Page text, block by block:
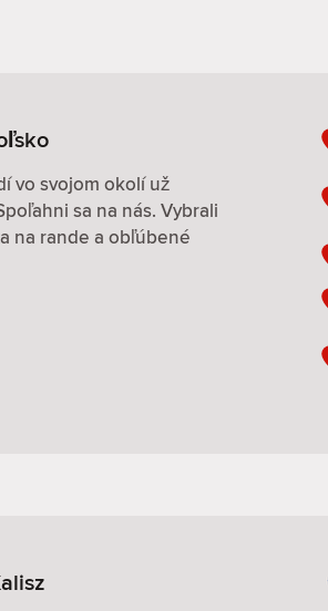
vo svojom okolí už
sa na nás. Vybrali
na rande a obľúbené